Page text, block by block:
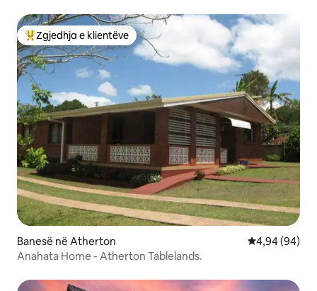
Më të mirat e zgjedhjeve të klientëve
Zgjedhja e klientëve
Banesë në Atherton Vlerësimi
4,94 (94)
Anahata Home - Atherton Tablelands.